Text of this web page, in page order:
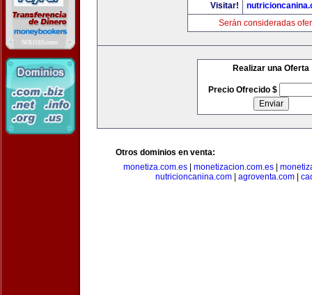
Visitar!
Serán consideradas
Realizar una Oferta
Precio Ofrecido $
Otros dominios en venta:
monetiza.com.es| monetizacion.com.es|
nutricioncanina.com| agroventa.com|